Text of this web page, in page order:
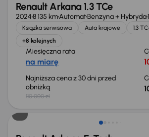
Renault Arkana 1.3 TCe
20248 135 kmAutomatBenzyna + Hybryda
Książka serwisowa Auta krajowe 1.3
+8 kolejnych
Miesięczna rata
na miarę
Najniższa cena z 30 dni przed
obniżką
110 000 zł
Taniej o 1 000 zł